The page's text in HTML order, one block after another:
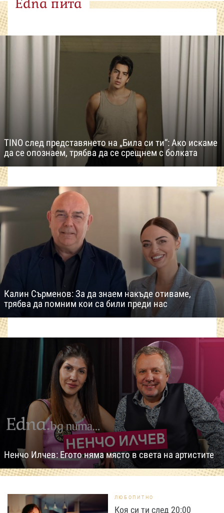
Edna пита
TINO след представянето на „Била си ти“: Ако искаме
да се опознаем, трябва да се срещнем с болката
Калин Сърменов: За да знаем накъде отиваме,
трябва да помним кои са били преди нас
Ненчо Илчев: Егото няма място в света на артистите
ЛЮБОПИТНО
Коя си ти след 20:00